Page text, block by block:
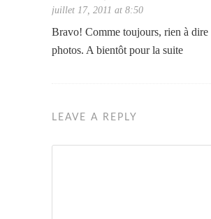
juillet 17, 2011 at 8:50
Bravo! Comme toujours, rien à
photos. A bientôt pour la suite
LEAVE A REPLY